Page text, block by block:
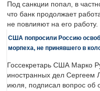
Под санкции попал, в
что банк продолжает
не повлияют на его работу.
США попросили Россию
морпеха, не принявшего в
Госсекретарь США Марко
иностранных дел Сергеем
июля, подписал вопрос об